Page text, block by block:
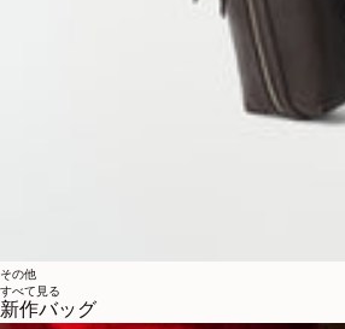
その他
すべて見る
新作バッグ